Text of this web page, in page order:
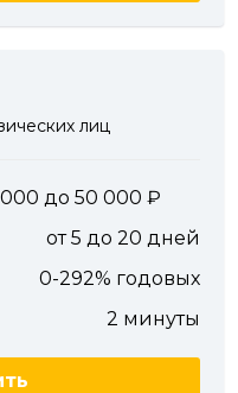
лиц
000 до 50 000
от 5 до 20 дней
0-292% годовых
2 минуты